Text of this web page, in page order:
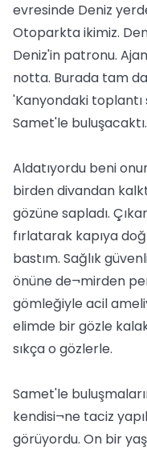
evresinde Deniz
Otoparkta ikimiz.
Deniz'in patronu.
notta. Burada tam
'Kanyondaki toplantı
Samet'le buluşacaktı.
Aldatıyordu beni
birden divandan
gözüne sapladı.
fırlatarak kapıya
bastım. Sağlık
önüne de¬mirden
gömleğiyle acil
elimde bir gözle
sıkça o gözlerle.
Samet'le
kendisi¬ne taciz
görüyordu. On bir